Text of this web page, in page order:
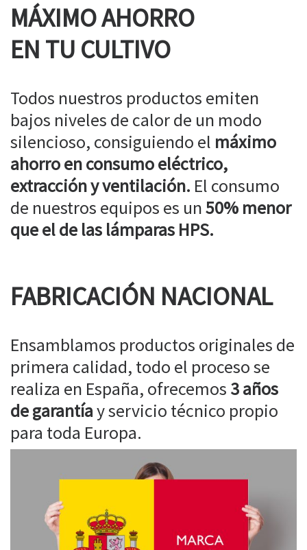
MÁXIMO AHORRO
EN TU CULTIVO
Todos nuestros productos emiten
bajos niveles de calor de un modo
silencioso, consiguiendo el máximo
ahorro en consumo eléctrico,
extracción y ventilación. El consumo
de nuestros equipos es un50% menor
que el de las lámparas HPS.
FABRICACIÓN NACIONAL
Ensamblamos productos originales de
primera calidad, todo el proceso se
realiza en España, ofrecemos 3 años
de garantíay servicio técnico propio
para toda Europa.